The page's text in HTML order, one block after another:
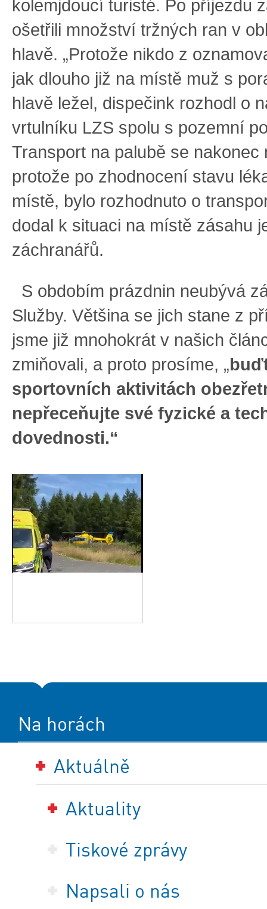
kolemjdoucí turisté. Po příjezdu
ošetřili množství tržných ran v
hlavě. „Protože nikdo z
jak dlouho již na místě muž s
hlavě ležel, dispečink rozhodl o
vrtulníku LZS spolu s pozemní
Transport na palubě se nakonec
protože po zhodnocení stavu
místě, bylo rozhodnuto o
dodal k situaci na místě zásahu
záchranářů.
S obdobím prázdnin neubývá
Služby. Většina se jich stane z
jsme již mnohokrát v našich
zmiňovali, a proto prosíme, „
sportovních aktivitách
nepřeceňujte své fyzické a
dovednosti.“
Na horách
Aktuálně
Aktuality
Tiskové zprávy
Napsali o nás